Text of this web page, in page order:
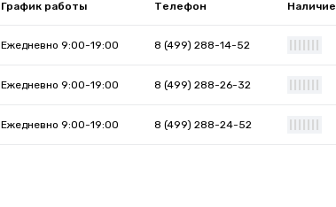
График работы Телефон Наличие
Ежедневно 9:00-19:00 8 (499) 288-14-52
Ежедневно 9:00-19:00 8 (499) 288-26-32
Ежедневно 9:00-19:00 8 (499) 288-24-52